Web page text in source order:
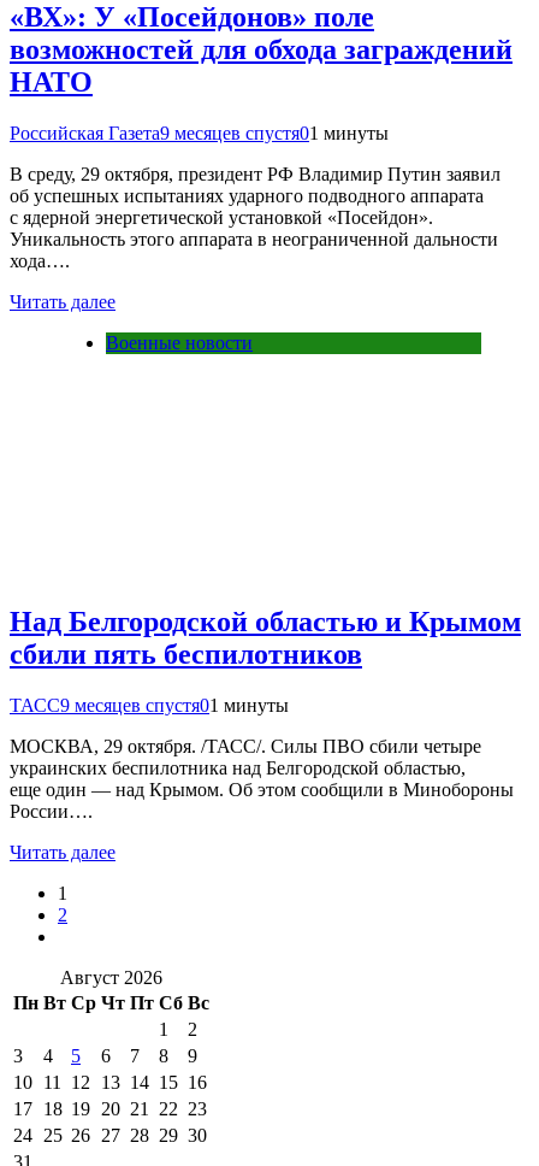
«ВХ»: У «Посейдонов» поле
возможностей для обхода заграждений
НАТО
Российская Газета9 месяцев спустя01 минуты
В среду, 29 октября, президент РФ Владимир Путин заявил
об успешных испытаниях ударного подводного аппарата
с ядерной энергетической установкой «Посейдон».
Уникальность этого аппарата в неограниченной дальности
хода….
Читать далее
Военные новости
Над Белгородской областью и Крымом
сбили пять беспилотников
ТАСС9 месяцев спустя01 минуты
МОСКВА, 29 октября. /ТАСС/. Силы ПВО сбили четыре
украинских беспилотника над Белгородской областью,
еще один — над Крымом. Об этом сообщили в Минобороны
России….
Читать далее
1
2
Август 2026
Пн Вт Ср Чт Пт Сб Вс
1
2
3
4 5 6 7 8
9
10 11 12 13 14 15 16
17 18 19 20 21 22 23
24 25 26 27 28 29 30
31